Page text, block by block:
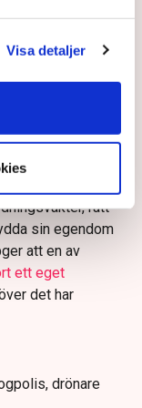
Visa detaljer
polisen borde
egendom
störningar.
vid
rätt
sin egendom
att en av
ett eget
det har
drönare